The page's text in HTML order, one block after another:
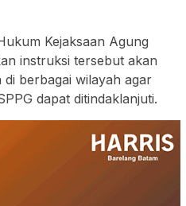
Kejaksaan Agung
instruksi tersebut akan
berbagai wilayah agar
dapat ditindaklanjuti.